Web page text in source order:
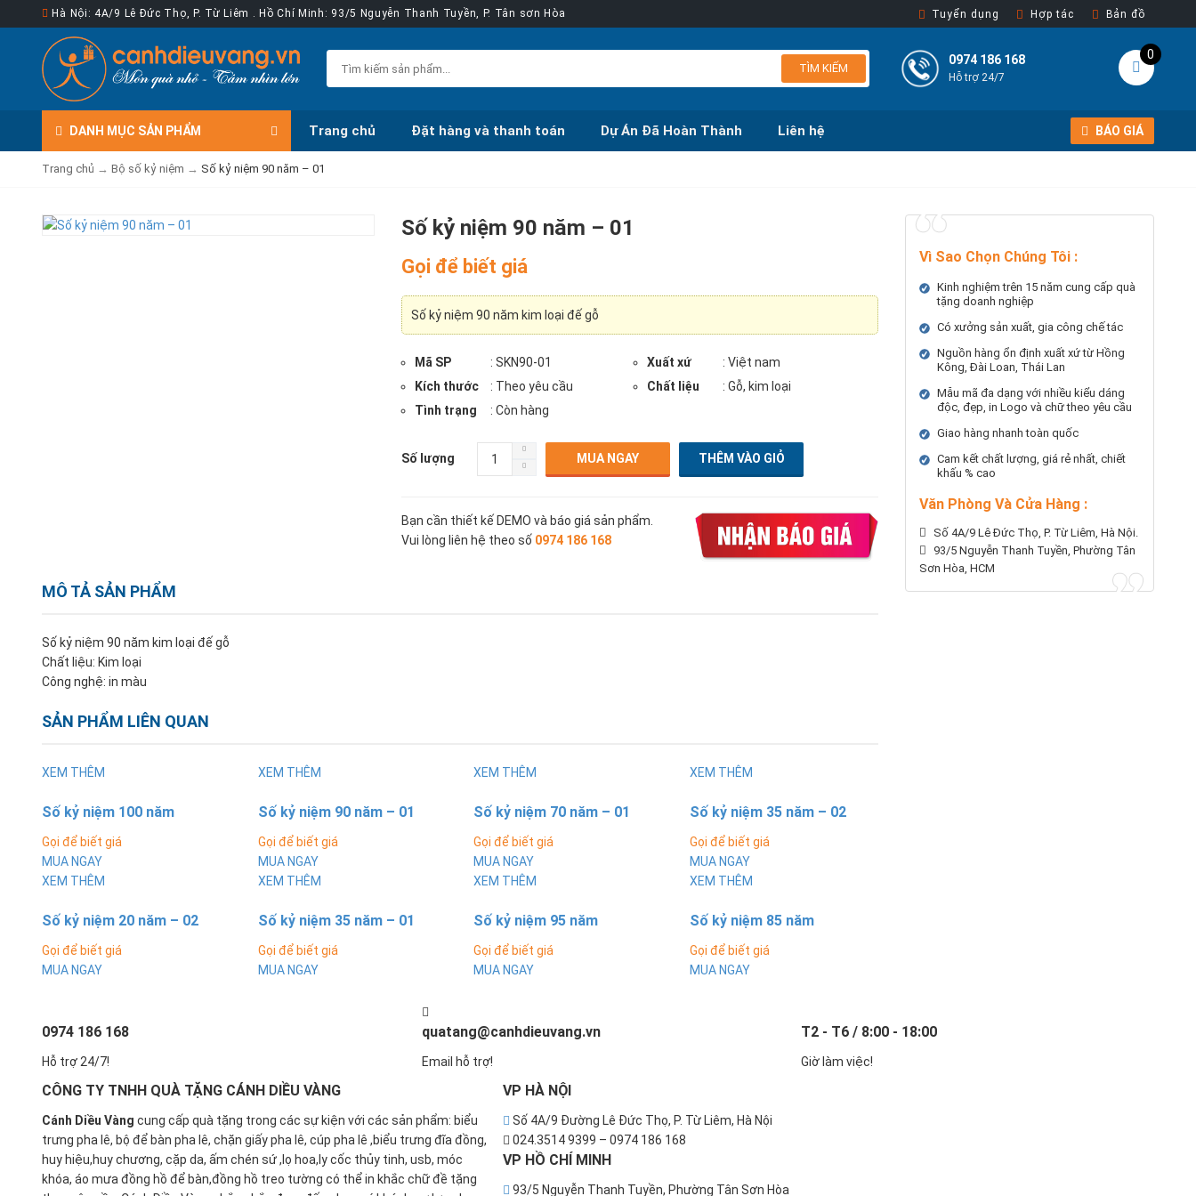
Hà Nội: 4A/9 Lê Đức Thọ, P. Từ Liêm . Hồ Chí Minh: 93/5 Nguyễn Thanh Tuyền, P. Tân sơn Hòa Tuyển dụng Hợp tác Bản đồ
TÌM KIẾM
0
0974 186 168
Hỗ trợ 24/7
DANH MỤC SẢN PHẨM Trang chủ Đặt hàng và thanh toán Dự Án Đã Hoàn Thành Liên hệ BÁO GIÁ
Trang chủ → Bộ số kỷ niệm → Số kỷ niệm 90 năm – 01
Số kỷ niệm 90 năm – 01
Gọi để biết giá
Số kỷ niệm 90 năm kim loại đế gỗ
Mã SP : SKN90-01 Xuất xứ
: Việt nam
Kích thước
: Theo yêu cầu Chất liệu
: Gỗ, kim loại
Tình trạng
: Còn hàng
Số lượng MUA NGAY
Bạn cần thiết kế DEMO và báo giá sản phẩm.
Vui lòng liên hệ theo số 0974 186 168
MÔ TẢ SẢN PHẨM
Số kỷ niệm 90 năm kim loại đế gỗ
Chất liệu: Kim loại
Công nghệ: in màu
SẢN PHẨM LIÊN QUAN
XEM THÊM
Số kỷ niệm 100 năm
Gọi để biết giá
MUA NGAY
XEM THÊM
Số kỷ niệm 90 năm – 01
Gọi để biết giá
MUA NGAY
XEM THÊM
Số kỷ niệm 70 năm – 01
Gọi để biết giá
MUA NGAY
XEM THÊM
Số kỷ niệm 35 năm – 02
Gọi để biết giá
MUA NGAY
XEM THÊM
Số kỷ niệm 20 năm – 02
Gọi để biết giá
MUA NGAY
XEM THÊM
Số kỷ niệm 35 năm – 01
Gọi để biết giá
MUA NGAY
XEM THÊM
Số kỷ niệm 95 năm
Gọi để biết giá
MUA NGAY
XEM THÊM
Số kỷ niệm 85 năm
Gọi để biết giá
MUA NGAY
Vì Sao Chọn Chúng Tôi :
Kinh nghiệm trên 15 năm cung cấp quà
tặng doanh nghiệp
Có xưởng sản xuất, gia công chế tác
Nguồn hàng ổn định xuất xứ từ Hồng
Kông, Đài Loan, Thái Lan
Mẫu mã đa dạng với nhiều kiểu dáng
độc, đẹp, in Logo và chữ theo yêu cầu
Giao hàng nhanh toàn quốc
Cam kết chất lượng, giá rẻ nhất, chiết
khấu % cao
Văn Phòng Và Cửa Hàng :
Số 4A/9 Lê Đức Thọ, P. Từ Liêm, Hà Nội.
93/5 Nguyễn Thanh Tuyền, Phường Tân
Sơn Hòa, HCM
0974 186 168
Hỗ trợ 24/7!
quatang@canhdieuvang.vn
Email hỗ trợ!
T2 - T6 / 8:00 - 18:00
Giờ làm việc!
CÔNG TY TNHH QUÀ TẶNG CÁNH DIỀU VÀNG
Cánh Diều Vàng cung cấp quà tặng trong các sự kiện với các sản phẩm: biểu
trưng pha lê, bộ để bàn pha lê, chặn giấy pha lê, cúp pha lê ,biểu trưng đĩa đồng,
huy hiệu,huy chương, cặp da, ấm chén sứ ,lọ hoa,ly cốc thủy tinh, usb, móc
khóa, áo mưa đồng hồ để bàn,đồng hồ treo tường có thể in khắc chữ đề tặng
VP HÀ NỘI
Số 4A/9 Đường Lê Đức Thọ, P. Từ Liêm, Hà Nội
024.3514 9399 – 0974 186 168
VP HỒ CHÍ MINH
93/5 Nguyễn Thanh Tuyền, Phường Tân Sơn Hòa